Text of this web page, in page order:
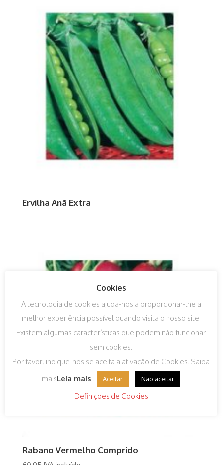
Ervilha Anã Extra
Rabano Vermelho Comprido
Cookies
A tecnologia de cookies ajuda-nos a proporcionar-lhe a
melhor experiência possível quando visita o nosso site.
Existem algumas características que podem não funcionar
sem cookies.
Por favor, indique-nos se aceita a ativação de Cookies. Saiba
maisLeia mais.. Aceitar Não aceitar
Definições de Cookies